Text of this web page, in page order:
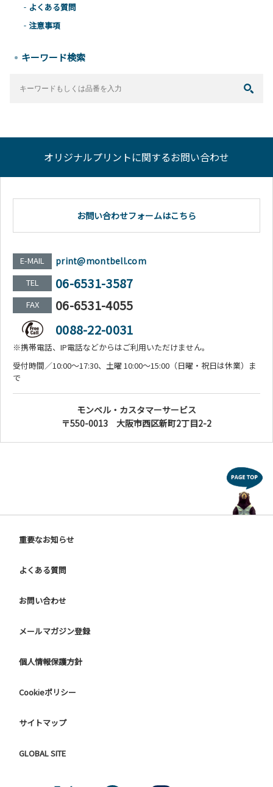
よくある質問
注意事項
キーワード検索
オリジナルプリントに関するお問い合わせ
お問い合わせフォームはこちら
E-MAIL print@montbell.com
TEL 06-6531-3587
FAX
06-6531-4055
0088-22-0031
※携帯電話、IP電話などからはご利用いただけません。
受付時間／10:00～17:30、土曜 10:00～15:00（日曜・祝日は休業）ま
で
モンベル・カスタマーサービス
〒550-0013 大阪市西区新町2丁目2-2
重要なお知らせ
よくある質問
お問い合わせ
メールマガジン登録
個人情報保護方針
Cookieポリシー
サイトマップ
GLOBAL SITE